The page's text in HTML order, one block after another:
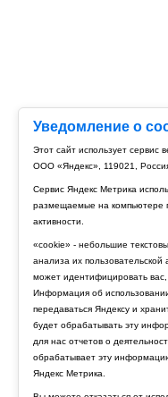
Уведомление о
Этот сайт использует сервис
ООО «Яндекс», 119021,
Сервис Яндекс Метрика
размещаемые на компьютере
активности.
«cookie» - небольшие
анализа их
может идентифицировать
Информация об
передаваться Яндексу и
будет обрабатывать эту
для нас отчетов о
обрабатывает эту
Яндекс Метрика.